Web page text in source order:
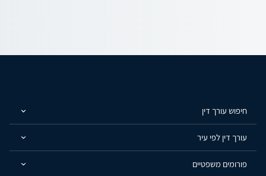
חיפוש עורך דין
עורך דין לפי עיר
פורומים משפטיים